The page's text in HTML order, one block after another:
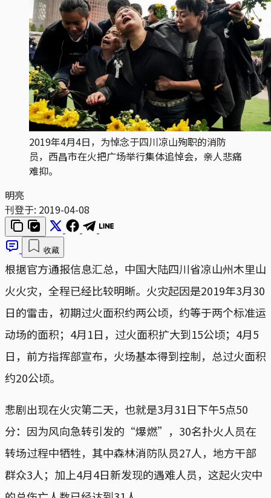
2019年4月4日，为悼念于四川凉山殉职的消防
员，西昌市在火把广场举行集体追悼会，亲人悲痛
难抑。
明亮
刊登于: 2019-04-08
收藏
根据官方通报信息汇总，中国大陆四川省凉山州木里山
火火灾，全程已经比较明晰。火灾起因是2019年3月30
日的雷击，初期过火面积约两公顷，约等于两个标准运
动场的面积；4月1日，过火面积扩大到15公顷；4月5
日，前方指挥部宣布，火场基本得到控制，总过火面积
约20公顷。
悲剧出现在火灾第二天，也就是3月31日下午5点50
分：因为风向急转引发的“爆燃”，30名扑火人员在
转场过程中牺牲，其中森林消防队员27人，地方干部
群众3人；加上4月4日新发现的遇难人员，这起火灾中